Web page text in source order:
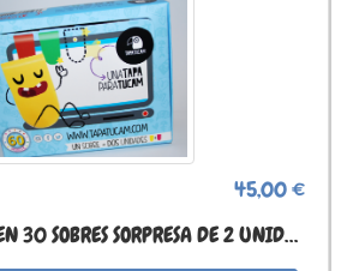
45,00 €
60 TAPATUCAM EN 30 SOBRES SORPRESA DE 2 UNIDADES. CAJA